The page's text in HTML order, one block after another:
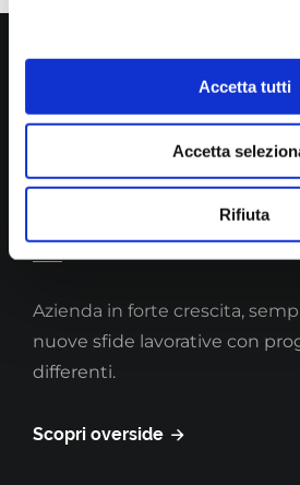
Accetta tutti
Accetta
Rifiuta
Azienda in forte crescita,
nuove sfide lavorative con
differenti.
Scopri overside